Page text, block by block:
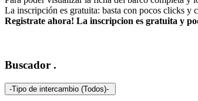
La inscripción es gratuita: basta con pocos clicks y
Registrate ahora! La inscripcion es gratuita y
Buscador .
-Tipo de intercambio (Todos)-